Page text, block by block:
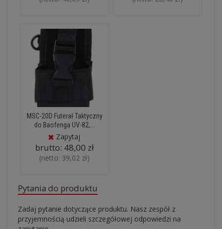
MSC-20D Futerał Taktyczny
do Baofenga UV-82,...
Zapytaj
brutto: 48,00 zł
(netto: 39,02 zł)
Pytania do produktu
Zadaj pytanie dotyczące produktu. Nasz zespół z
przyjemnością udzieli szczegółowej odpowiedzi na